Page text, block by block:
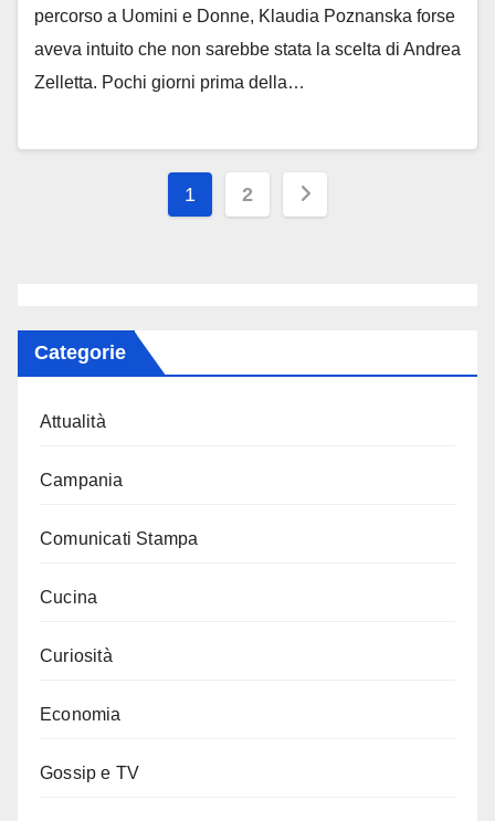
percorso a Uomini e Donne, Klaudia Poznanska forse
aveva intuito che non sarebbe stata la scelta di Andrea
Zelletta. Pochi giorni prima della…
Paginazione
1 2
Categorie
Attualità
Campania
Comunicati Stampa
Cucina
Curiosità
Economia
Gossip e TV